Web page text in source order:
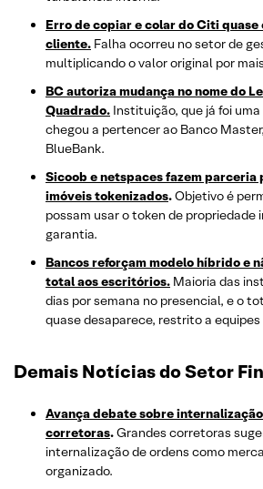
Erro de copiar e colar do Citi quase
cliente. Falha ocorreu no setor de
multiplicando o valor original por
BC autoriza mudança no nome do
Quadrado. Instituição, que já foi
chegou a pertencer ao Banco
BlueBank.
Sicoob e netspaces fazem parceria
imóveis tokenizados.Objetivo é
possam usar o token de propriedade
garantia.
Bancos reforçam modelo híbrido e
total aos escritórios. Maioria das
dias por semana no presencial, e o
quase desaparece, restrito a
Demais Notícias do Setor
Avança debate sobre
corretoras.Grandes corretoras
internalização de ordens como
organizado.